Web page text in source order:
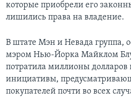
которые приобрели его
лишились права на владение.
В штате Мэн и Невада группа,
мэром Нью-Йорка Майклом
потратила миллионы долларов
инициативы,
покупателей почти во всех